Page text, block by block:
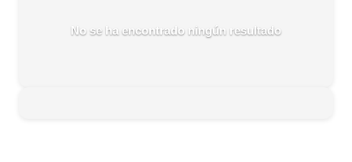
No se ha encontrado ningún resultado